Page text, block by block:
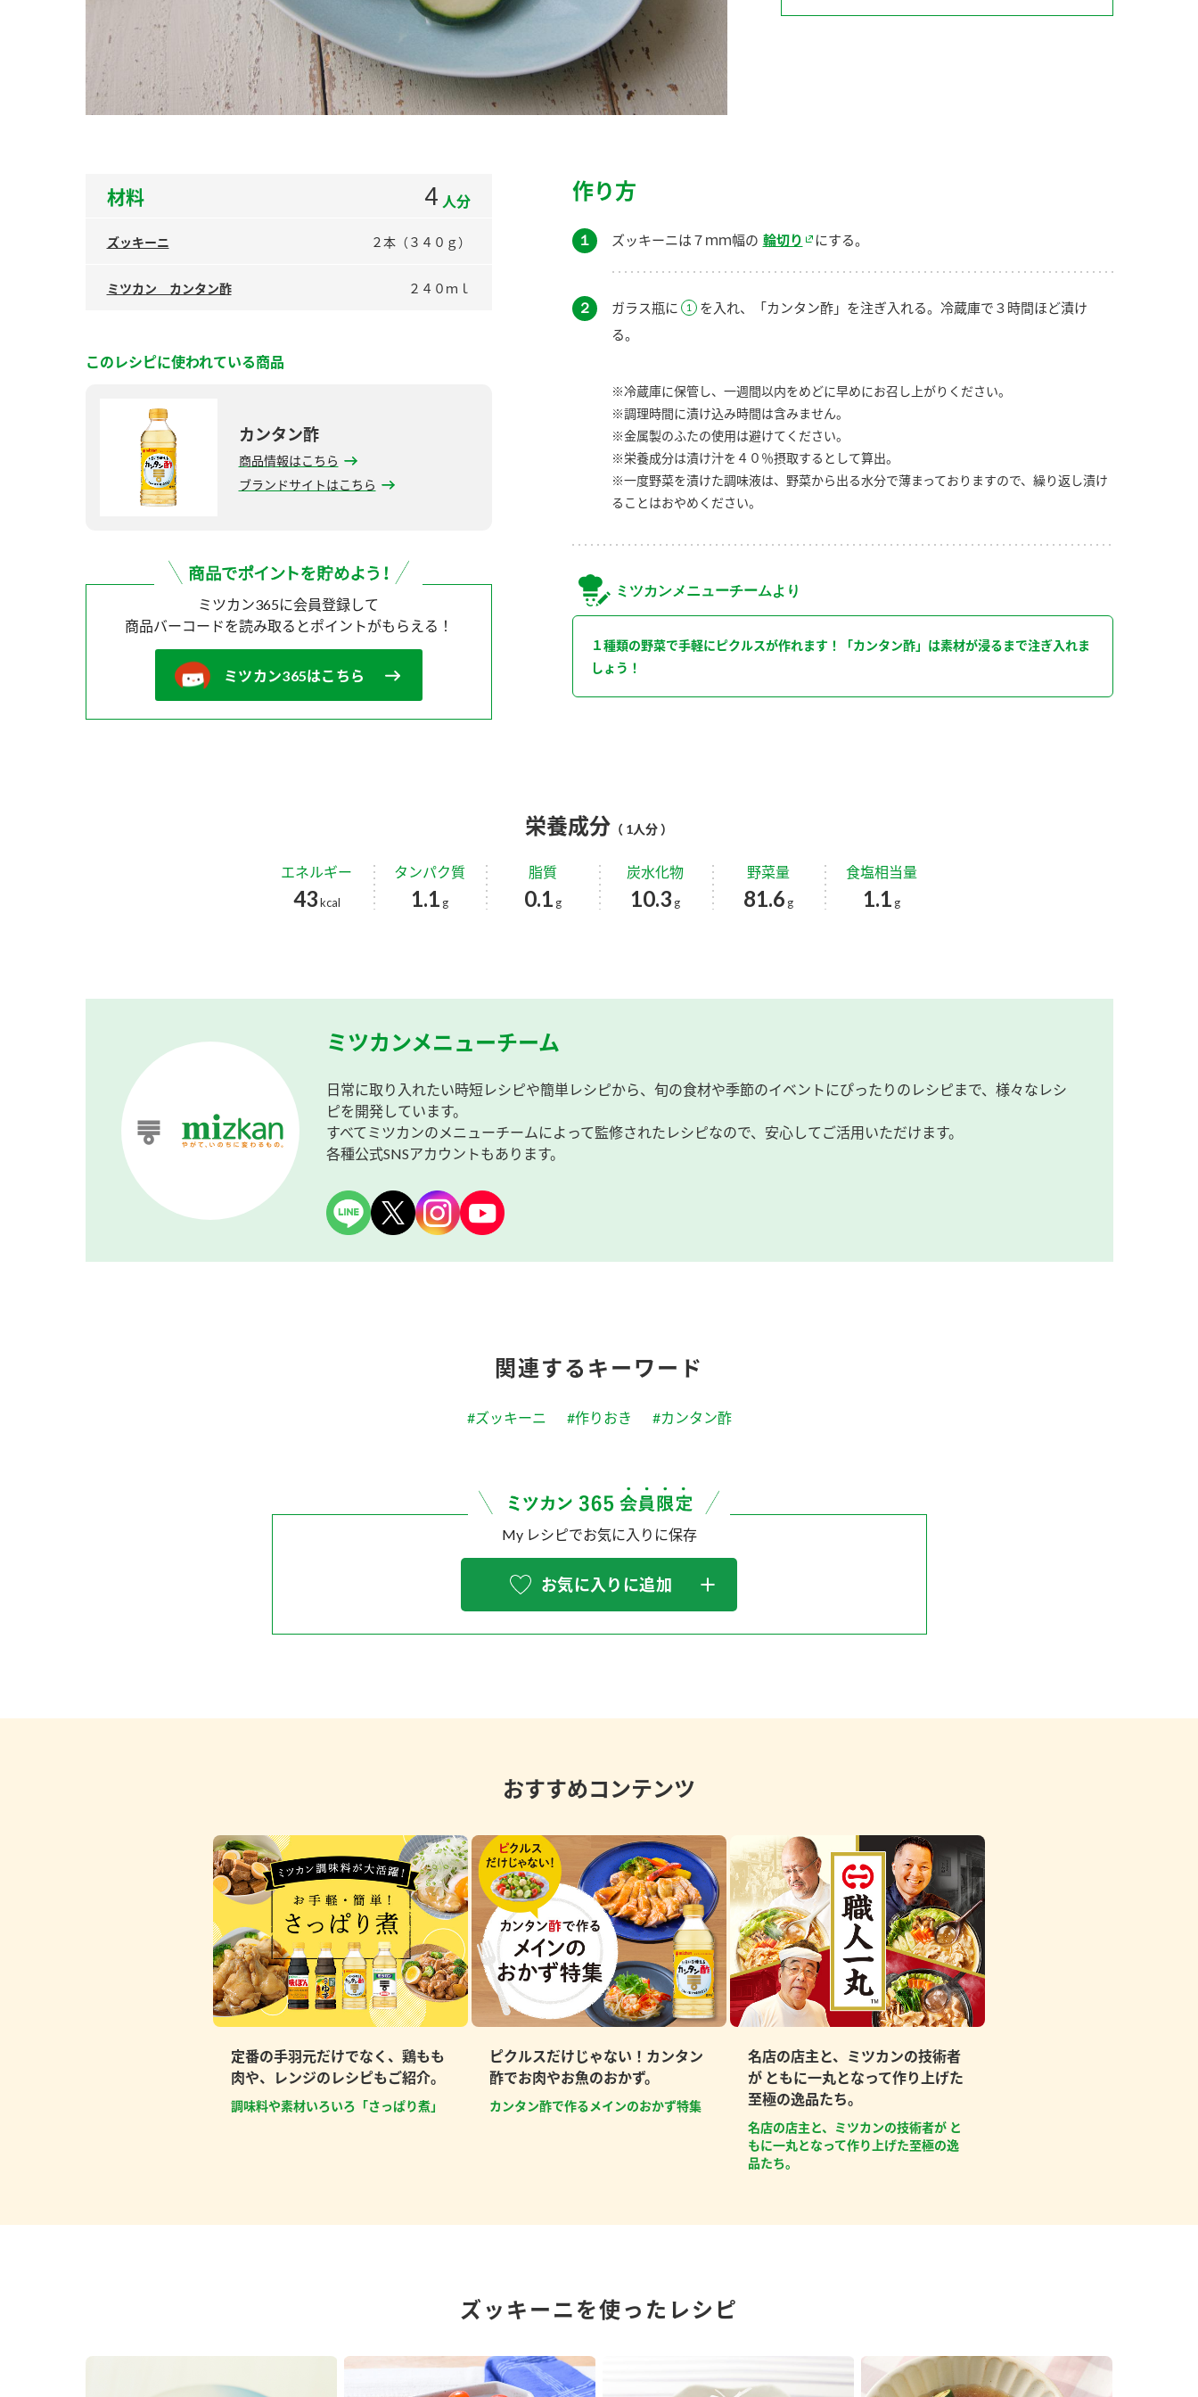
材料 4 人分
ズッキーニ ２本（３４０ｇ）
ミツカン カンタン酢 ２４０ｍｌ
このレシピに使われている商品
カンタン酢
商品情報はこちら
ブランドサイトはこちら
ミツカン365に会員登録して
商品バーコードを読み取ると ポイントがもらえる！
ミツカン365はこちら
作り方
１ ズッキーニは７ｍｍ幅の 輪切り にする。
２ ガラス瓶に
を入れ、「カンタン酢」を注ぎ入れる。冷蔵庫で３時間ほど漬け
る。
※冷蔵庫に保管し、一週間以内をめどに早めにお召し上がりください。
※調理時間に漬け込み時間は含みません。
※金属製のふたの使用は避けてください。
※栄養成分は漬け汁を４０％摂取するとして算出。
※一度野菜を漬けた調味液は、野菜から出る水分で薄まっておりますので、繰り返し漬け
ることはおやめください。
ミツカンメニューチームより
１種類の野菜で手軽にピクルスが作れます！「カンタン酢」は素材が浸るまで注ぎ入れま
しょう！
栄養成分 （ 1人分 ）
エネルギー
43kcal
タンパク質
1.1 g
脂質
0.1 g
炭水化物
10.3 g
野菜量
81.6 g
食塩相当量
1.1 g
ミツカンメニューチーム
日常に取り入れたい時短レシピや簡単レシピから、旬の食材や季節のイベントにぴったりのレシピまで、様々なレシ
ピを開発しています。
すべてミツカンのメニューチームによって監修されたレシピなので、安心してご活用いただけます。
各種公式SNSアカウントもあります。
関連するキーワード
#ズッキーニ #作りおき #カンタン酢
My レシピでお気に入りに保存
お気に入りに追加
おすすめコンテンツ
定番の手羽元だけでなく、鶏もも
肉や、レンジのレシピもご紹介。
調味料や素材いろいろ「さっぱり煮」
ピクルスだけじゃない！カンタン
酢でお肉やお魚のおかず。
カンタン酢で作るメインのおかず特集
名店の店主と、ミツカンの技術者
が ともに一丸となって作り上げた
至極の逸品たち。
名店の店主と、ミツカンの技術者が と
もに一丸となって作り上げた至極の逸
品たち。
ズッキーニを使ったレシピ